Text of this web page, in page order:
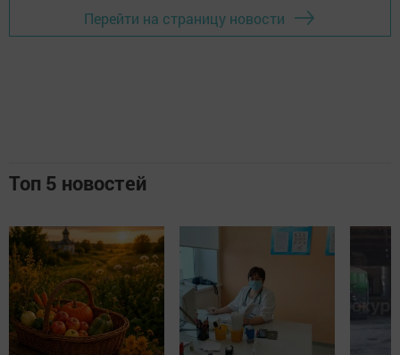
Перейти на страницу новости
Топ 5 новостей